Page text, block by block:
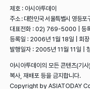
제호 : 아시아투데이
주소 : 대한민국 서울특별시 영등
대표전화 : 02) 769-5000 | 등
등록일 : 2006년 1월 18일 | 회장
발행일자 : 2005년 11월 11일 |
아시아투데이의 모든 콘텐츠(기
복사, 재배포 등을 금지합니다.
Copyright by ASIATODAY